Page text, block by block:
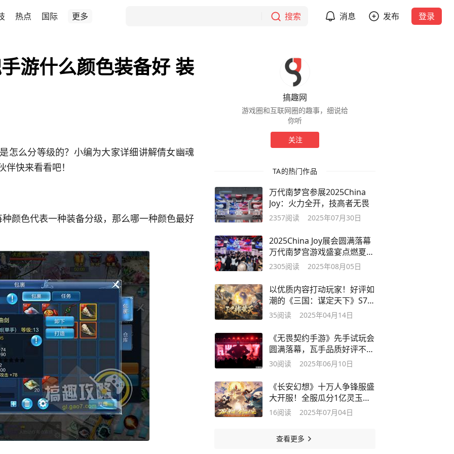
热点 国际 更多 搜索 消息 发布 登录
游什么颜色装备好 装
怎么分等级的？小编为大家详细讲解倩女幽魂
快来看看吧！
颜色代表一种装备分级，那么哪一种颜色最好
搞趣网
游戏圈和互联网圈的趣事，细说给
你听
关注
TA的热门作品
万代南梦宫参展2025China
Joy：火力全开，技高者无畏
2357阅读 2025年07月30日
2025China Joy展会圆满落幕
万代南梦宫游戏盛宴点燃夏日
激情
2305阅读 2025年08月05日
以优质内容打动玩家！好评如
潮的《三国：谋定天下》S7赛
季已上线
35阅读 2025年04月14日
《无畏契约手游》先手试玩会
圆满落幕，瓦手品质好评不
断！
30阅读 2025年06月10日
《长安幻想》十万人争锋服盛
大开服！全服瓜分1亿灵玉，
热血开战
16阅读 2025年07月04日
查看更多